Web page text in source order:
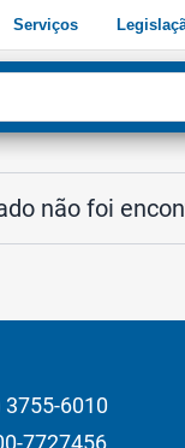
Serviços
não foi
3755-6010
7727456